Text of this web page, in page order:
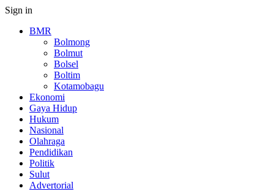
Sign in
BMR
Bolmong
Bolmut
Bolsel
Boltim
Kotamobagu
Ekonomi
Gaya Hidup
Hukum
Nasional
Olahraga
Pendidikan
Politik
Sulut
Advertorial